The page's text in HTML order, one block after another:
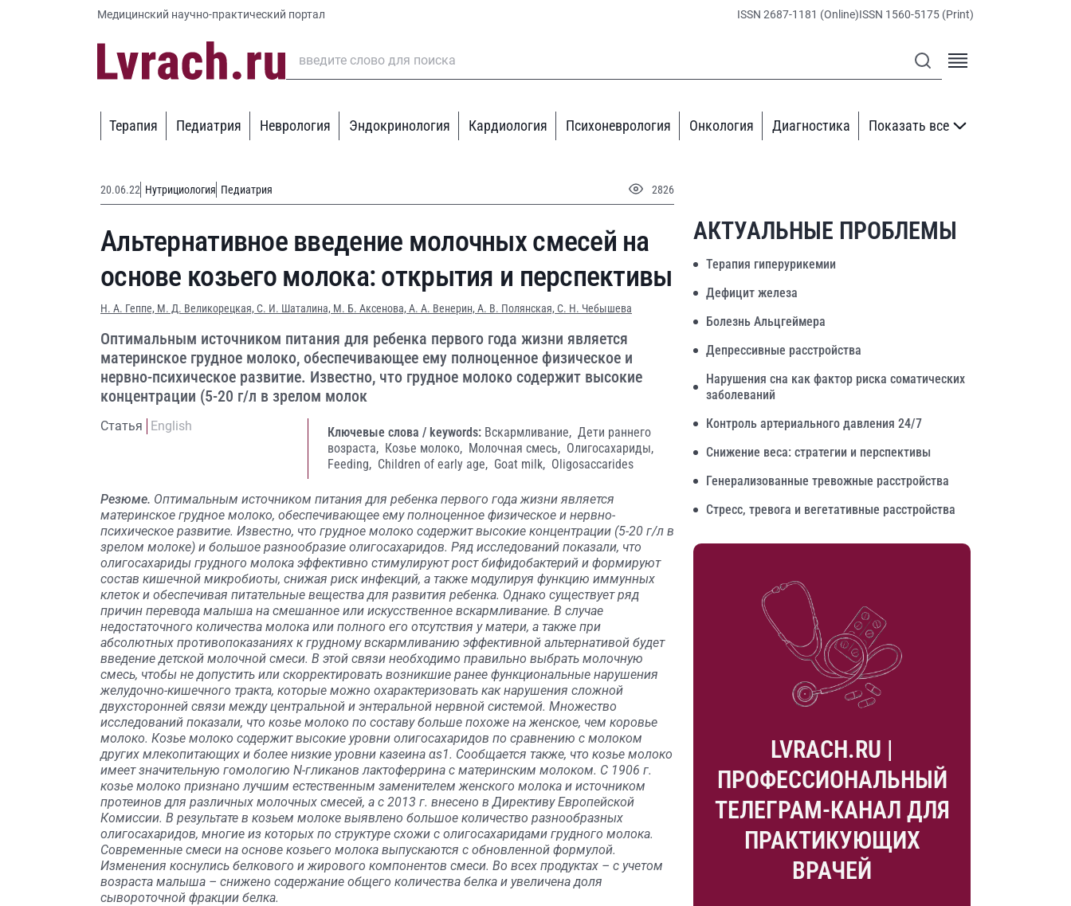
Медицинский научно-практический портал ISSN 2687-1181 (Online)ISSN 1560-5175 (Print)
Терапия Педиатрия Неврология Эндокринология Кардиология Психоневрология Онкология Диагностика Показать все
20.06.22 Нутрициология Педиатрия 2826
Альтернативное введение молочных смесей на
основе козьего молока: открытия и перспективы
Н. А. Геппе, М. Д. Великорецкая, С. И. Шаталина, М. Б. Аксенова, А. А. Венерин, А. В. Полянская, С. Н. Чебышева
Оптимальным источником питания для ребенка первого года жизни является
материнское грудное молоко, обеспечивающее ему полноценное физическое и
нервно-психическое развитие. Известно, что грудное молоко содержит высокие
концентрации (5-20 г/л в зрелом молок
Статья English Ключевые слова / keywords: Вскармливание, Дети раннего
возраста, Козье молоко, Молочная смесь, Олигосахариды,
Feeding, Children of early age, Goat milk, Oligosaccarides
Резюме. Оптимальным источником питания для ребенка первого года жизни является
материнское грудное молоко, обеспечивающее ему полноценное физическое и нервно-
психическое развитие. Известно, что грудное молоко содержит высокие концентрации (5-20 г/л в
зрелом молоке) и большое разнообразие олигосахаридов. Ряд исследований показали, что
олигосахариды грудного молока эффективно стимулируют рост бифидобактерий и формируют
состав кишечной микробиоты, снижая риск инфекций, а также модулируя функцию иммунных
клеток и обеспечивая питательные вещества для развития ребенка. Однако существует ряд
причин перевода малыша на смешанное или искусственное вскармливание. В случае
недостаточного количества молока или полного его отсутствия у матери, а также при
абсолютных противопоказаниях к грудному вскармливанию эффективной альтернативой будет
введение детской молочной смеси. В этой связи необходимо правильно выбрать молочную
смесь, чтобы не допустить или скорректировать возникшие ранее функциональные нарушения
желудочно-кишечного тракта, которые можно охарактеризовать как нарушения сложной
двухсторонней связи между центральной и энтеральной нервной системой. Множество
исследований показали, что козье молоко по составу больше похоже на женское, чем коровье
молоко. Козье молоко содержит высокие уровни олигосахаридов по сравнению с молоком
других млекопитающих и более низкие уровни казеина αs1. Сообщается также, что козье молоко
имеет значительную гомологию N-гликанов лактоферрина с материнским молоком. С 1906 г.
козье молоко признано лучшим естественным заменителем женского молока и источником
протеинов для различных молочных смесей, а с 2013 г. внесено в Директиву Европейской
Комиссии. В результате в козьем молоке выявлено большое количество разнообразных
олигосахаридов, многие из которых по структуре схожи с олигосахаридами грудного молока.
Современные смеси на основе козьего молока выпускаются с обновленной формулой.
Изменения коснулись белкового и жирового компонентов смеси. Во всех продуктах – с учетом
возраста малыша – снижено содержание общего количества белка и увеличена доля
сывороточной фракции белка.
АКТУАЛЬНЫЕ ПРОБЛЕМЫ
Терапия гиперурикемии
Дефицит железа
Болезнь Альцгеймера
Депрессивные расстройства
Нарушения сна как фактор риска соматических
заболеваний
Контроль артериального давления 24/7
Снижение веса: стратегии и перспективы
Генерализованные тревожные расстройства
Стресс, тревога и вегетативные расстройства
LVRACH.RU |
ПРОФЕССИОНАЛЬНЫЙ
ТЕЛЕГРАМ-КАНАЛ ДЛЯ
ПРАКТИКУЮЩИХ
ВРАЧЕЙ